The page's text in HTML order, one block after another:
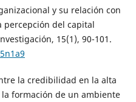
y su relación con
percepción del capital
15(1), 90-101.
la credibilidad en la alta
formación de un ambiente